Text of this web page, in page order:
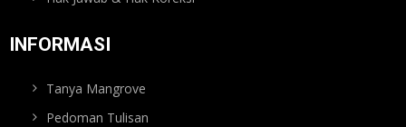
INFORMASI
Tanya Mangrove
Pedoman Tulisan